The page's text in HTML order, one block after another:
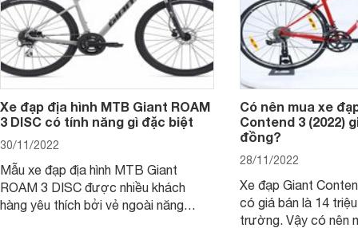
Xe đạp địa hình MTB Giant ROAM
3 DISC có tính năng gì đặc biệt
30/11/2022
Mẫu xe đạp địa hình MTB Giant
ROAM 3 DISC được nhiều khách
hàng yêu thích bởi vẻ ngoài năng
Có nên mua xe
Contend 3 (2022)
đồng?
28/11/2022
Xe đạp Giant
có giá bán là 14
trường. Vậy có nên